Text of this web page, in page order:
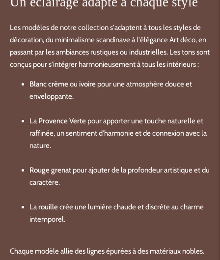
Les modèles de notre collection s'adaptent à tous les styles de
décoration, du minimalisme scandinave à l'élégance Art déco, en
passant par les ambiances rustiques ou industrielles. Les tons sont
conçus pour s'intégrer harmonieusement à tous les intérieurs :
Blanc crèmeou ivoire pour une atmosphère douce et
enveloppante.
La Provence Verte pour apporter une touche naturelle et
raffinée, un sentiment d'harmonie et de connexion avec la
nature.
Rouge grenat pour ajouter de la profondeur artistique et du
caractère.
La rouillecrée une lumière chaude et discrète au charme
intemporel.
Chaque modèle allie des lignes épurées à des matériaux nobles.